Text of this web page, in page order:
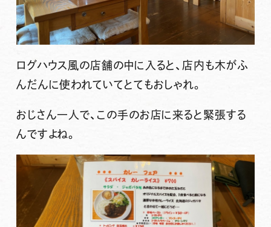
ログハウス風の店舗の中に入ると、店内も木がふ
んだんに使われていてとてもおしゃれ。
おじさん一人で、この手のお店に来ると緊張する
んですよね。